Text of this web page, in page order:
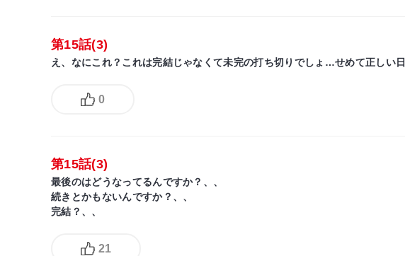
第15話(3)
え、なにこれ？これは完結じゃなくて未完の打ち切りでしょ…せめて正しい
0
第15話(3)
最後のはどうなってるんですか？、、
続きとかもないんですか？、、
完結？、、
21